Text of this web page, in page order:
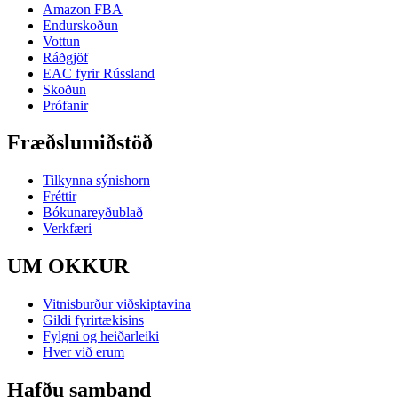
Amazon FBA
Endurskoðun
Vottun
Ráðgjöf
EAC fyrir Rússland
Skoðun
Prófanir
Fræðslumiðstöð
Tilkynna sýnishorn
Fréttir
Bókunareyðublað
Verkfæri
UM OKKUR
Vitnisburður viðskiptavina
Gildi fyrirtækisins
Fylgni og heiðarleiki
Hver við erum
Hafðu samband